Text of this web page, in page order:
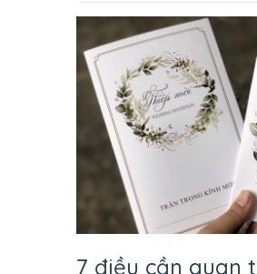
7 điều cần quan